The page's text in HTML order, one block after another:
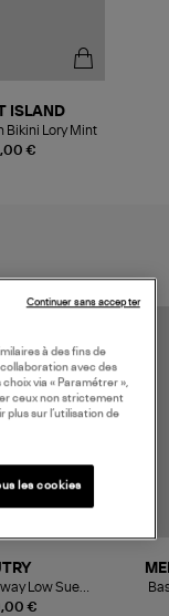
€
ISLAND
Bikini Lory Mint
€
Low Sueme
Leo
à des fins de
avec des
via « Paramétrer »,
ceux non strictement
plus sur l’utilisation de
les cookies
Continuer sans accepter